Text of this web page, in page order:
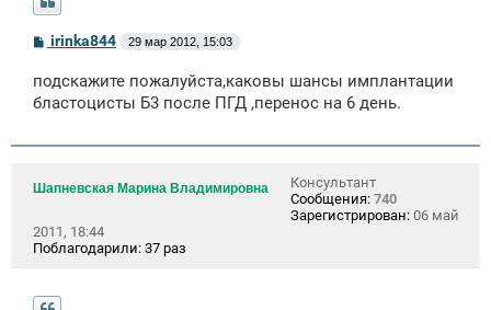
С
о
б
щ
и
irinka844 29 мар 2012, 15:03
подскажите пожалуйста,каковы шансы имплантации
бластоцисты Б3 после ПГД ,перенос на 6 день.
Шапневская Марина Владимировна
Консультант
Сообщения: 740
Зарегистрирован: 06 май
2011, 18:44
Поблагодарили: 37 раз